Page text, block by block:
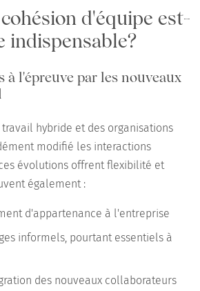
d'équipe est-
indispensable?
à l'épreuve par les nouveaux
hybride et des organisations
modifié les interactions
évolutions offrent flexibilité et
également :
d'appartenance à l'entreprise
informels, pourtant essentiels à
des nouveaux collaborateurs